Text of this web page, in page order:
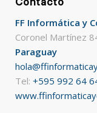
FF Informática y
Coronel Martínez
Paraguay
Tel:+595 992 64